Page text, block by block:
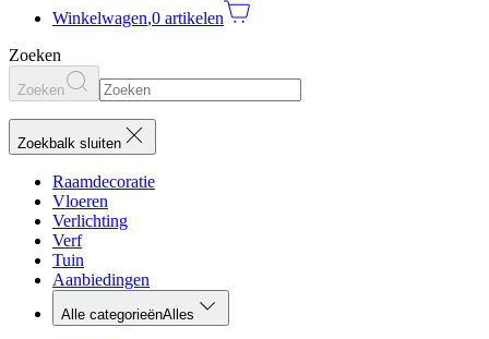
Winkelwagen,0 artikelen
Zoeken
Zoeken
Zoekbalk sluiten
Raamdecoratie
Vloeren
Verlichting
Verf
Tuin
Aanbiedingen
Alle categorieënAlles